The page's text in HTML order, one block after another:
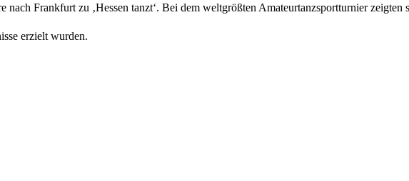
nach Frankfurt zu ‚Hessen tanzt‘. Bei dem weltgrößten Amateurtanzsportturnier
erzielt wurden.